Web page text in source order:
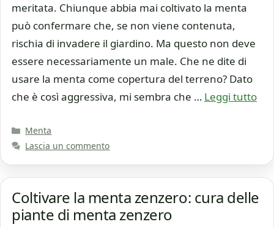
meritata. Chiunque abbia mai coltivato la menta
può confermare che, se non viene contenuta,
rischia di invadere il giardino. Ma questo non deve
essere necessariamente un male. Che ne dite di
usare la menta come copertura del terreno? Dato
che è così aggressiva, mi sembra che … Leggi tutto
Categorie
Menta
Lascia un commento
Coltivare la menta zenzero: cura delle
piante di menta zenzero